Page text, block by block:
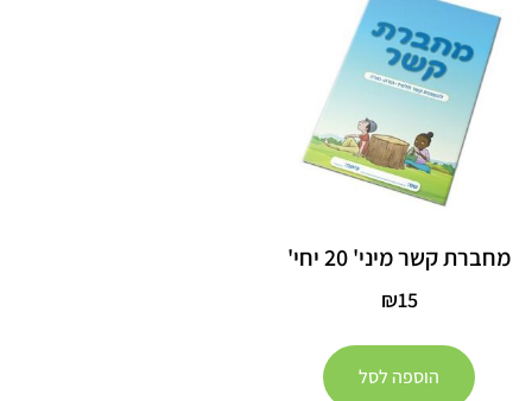
מחברת קשר מיני' 20 יחי'
₪15
הוספה לסל